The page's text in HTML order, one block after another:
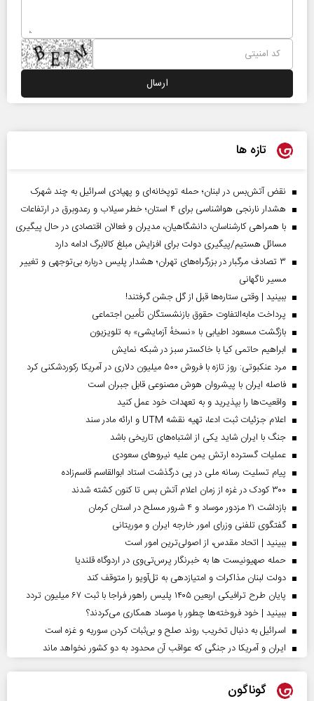
تازه ها
نقض آتش‌بس در لبنان؛ حمله توپخانه‌ای و پهپادی اسرائیل به چند شهرک
هشدار نارنجی هواشناسی برای ۴ استان؛ خطر سیلاب و رعدوبرق در ارتفاعات
با همراهی کارشناسان، دانشگاهیان، مدیران و فعالان اقتصادی در حال پیگیری
مسائل هستیم/پیگیری دولت برای افزایش مبلغ کالابرگ ادامه دارد
۳ تصادف مرگبار در بزرگراه‌های تهران؛ هشدار پلیس درباره بی‌توجهی و تغییر
مسیر ناگهانی
ببینید | وقتی ستاره‌ها قبل از گل جشن گرفتند!
پرداخت مابه‌التفاوت حقوق بازنشستگان تأمین اجتماعی
بازگشت مسعود اطیابی با «نسخهٔ آزمایشی» به تلویزیون
ابراهیم حاتمی کیا با خاکستر سبز در شبکه نمایش
مرد عنکبوتی: روز تازه با فروش ۵۰۰ میلیون دلاری در آمریکا رکوردشکنی کرد
فاصله ایران با پیشرو‌ان هوش مصنوعی قابل جبران است
واقعیت‌ها را بپذیرید و به تعهدات خود عمل کنید
اعلام جزئیات ثبت ادعا، تهیه نقشه UTM و ارائه مادر سند
جنگ با ایران شاید یکی از اشتباه‌های تاریخی باشد
عملیات گسترده ارتش یمن علیه نیروهای سعودی
پیام تسلیت رسانه ملی در پی درگذشت استاد ابوالقاسم قاسم‌زاده
۳۰۰ کودک در غزه از زمان اعلام آتش بس تا کنون کشته شدند
بازداشت ۲۱ مزدور موساد و ۴ شرور مسلح در استان کرمان
گفتگوی تلفنی وزرای امور خارجه ایران و موریتانی
ببینید | اتحاد مقدس، از اصولی‌ترین امور است
حمله صهیونیست ها به خبرنگار پرس‌تی‌وی در اردوگاه قلندیا
دولت لبنان مذاکرات و امتیازدهی به تل‌آویو را متوقف کند
پایان طرح ترافیکی اربعین ۱۴۰۵ پلیس راهور فراجا با ثبت ۶۷ میلیون تردد
ببینید | خود فروخته‌ها چطور با موساد همکاری می‌کردند؟
اسرائیل به دنبال تخریب روند صلح و بی‌ثبات کردن سوریه و غزه است
ایران و آمریکا در جنگی که عواقب آن محدود به دو کشور نخواهد ماند
گوناگون